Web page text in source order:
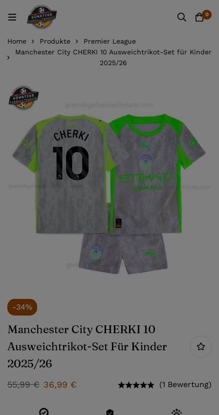
0
Home Produkte
Premier League
Manchester City CHERKI 10 Ausweichtrikot-Set für Kinder
2025/26
-34%
Manchester City CHERKI 10
Ausweichtrikot-Set Für Kinder
2025/26
55,99€ 36,99 € (1 Bewertung)